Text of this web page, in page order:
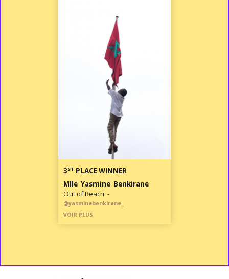
3ST PLACE WINNER
Mlle Yasmine Benkirane
Out of Reach -
@yasminebenkirane_
VOIR PLUS